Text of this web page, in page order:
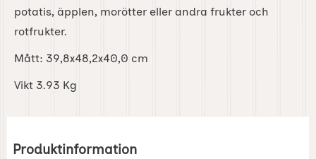
potatis, äpplen, morötter eller andra frukter och
rotfrukter.
Mått: 39,8x48,2x40,0 cm
Vikt 3.93 Kg
Produktinformation